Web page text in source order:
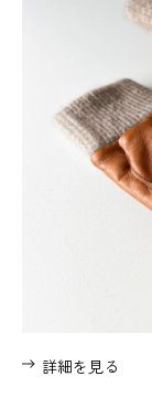
詳細を見る